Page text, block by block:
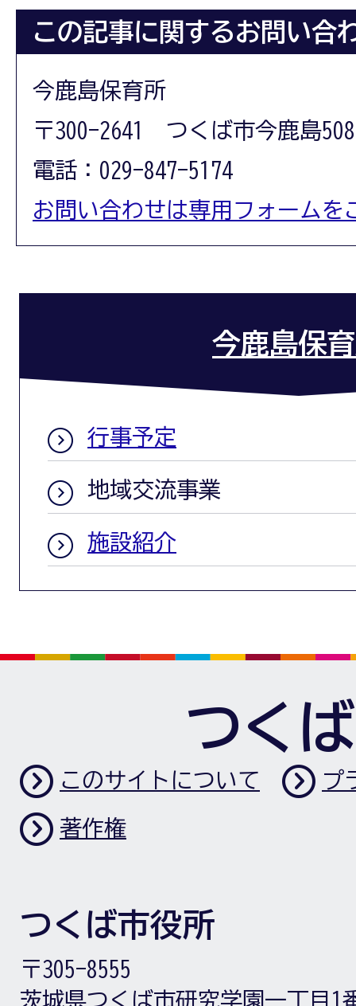
この記事に関するお問い合
今鹿島保育所
〒300-2641 つくば市今鹿島
電話：029-847-5174
お問い合わせは専用フォームを
今鹿島保
行事予定
地域交流事業
施設紹介
つく
このサイトについて プ
著作権
つくば市役所
〒305-8555
茨城県つくば市研究学園一丁目1